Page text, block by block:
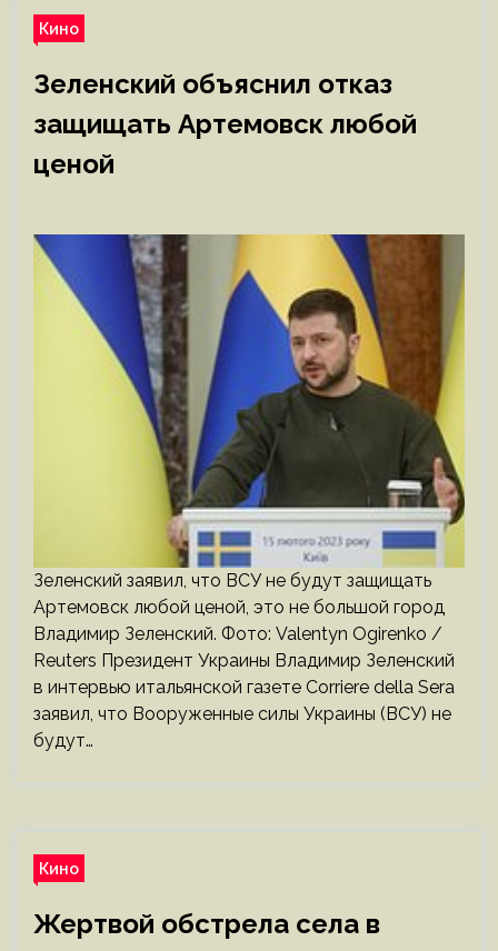
Кино
Зеленский объяснил отказ
защищать Артемовск любой
ценой
Зеленский заявил, что ВСУ не будут защищать
Артемовск любой ценой, это не большой город
Владимир Зеленский. Фото: Valentyn Ogirenko /
Reuters Президент Украины Владимир Зеленский
в интервью итальянской газете Corriere della Sera
заявил, что Вооруженные силы Украины (ВСУ) не
будут…
Кино
Жертвой обстрела села в